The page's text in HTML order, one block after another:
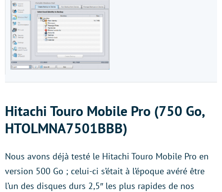
Hitachi Touro Mobile Pro (750 Go,
HTOLMNA7501BBB)
Nous avons déjà testé le Hitachi Touro Mobile Pro en
version 500 Go ; celui-ci s’était à l’époque avéré être
l’un des disques durs 2,5″ les plus rapides de nos